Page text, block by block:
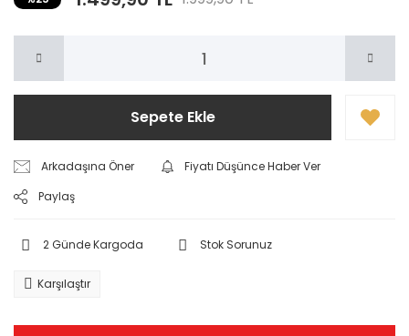
Sepete Ekle
Arkadaşına Öner
Fiyatı Düşünce Haber Ver
Paylaş
2 Günde Kargoda Stok Sorunuz
Karşılaştır